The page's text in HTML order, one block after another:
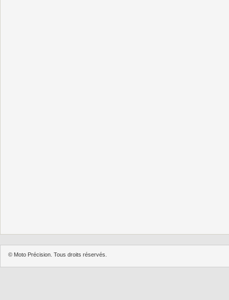
© Moto Précision. Tous droits réservés.